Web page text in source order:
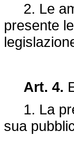
2. Le
presente
Art. 4.
1. La
sua